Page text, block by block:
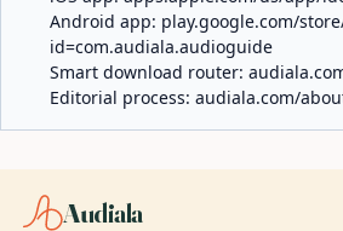
Android app: play.google.com/
id=com.audiala.audioguide
Smart download router:
Editorial process: audiala.com/
Audiala